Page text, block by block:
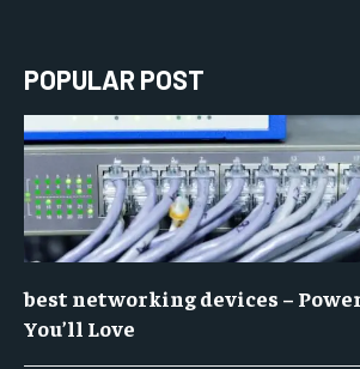
POPULAR POST
best networking devices –
You’ll Love